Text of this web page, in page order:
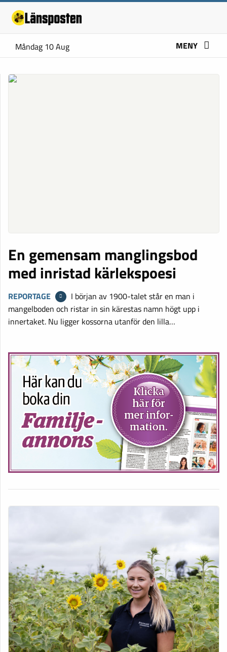
Måndag 10 Aug MENY
En gemensam manglingsbod
med inristad kärlekspoesi
REPORTAGE
I början av 1900-talet står en man i
mangelboden och ristar in sin kärestas namn högt upp i
innertaket. Nu ligger kossorna utanför den lilla…